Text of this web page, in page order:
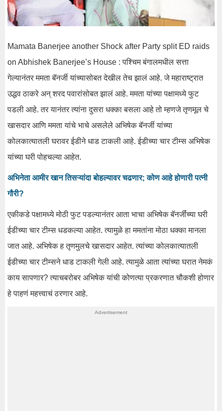
Mamata Banerjee another Shock after Party split ED raids
on Abhishek Banerjee’s House : पश्चिम बंगालमधील सत्ता
गेल्यानंतर ममता बॅनर्जी यांच्यासोबत देखील तेच झालं आहे. जे महाराष्ट्रात
उद्धव ठाकरे अन् शरद पवारांसोबत झालं आहे. ममता यांच्या पक्षामध्ये फुट
पडली आहे. तर यानंतर त्यांना दुसरा धक्का बसला आहे तो म्हणजे तृणमूल चे
खासदार आणि ममता यांचे भाचे असलेले अभिषेक बॅनर्जी यांच्या
कोलकात्यातली घरावर ईडीने धाड टाकली आहे. ईडीच्या चार टीम्स अभिषेक
यांच्या घरी पोहचल्या आहेत.
अभिनेता आमीर खान तिसऱ्यांदा बोहल्यावर चढणार; कोण आहे होणारी पत्नी
गौरी?
एकीकडे पक्षामध्ये मोठी फुट पडल्यानंतर आता भाचा अभिषेक बॅनर्जींच्या घरी
ईडीच्या चार टीम्स धडकल्या आहेत. त्यामुळे हा ममतांना मोठा धक्का मानला
जात आहे. अभिषेक ह तृणमुलचे खासदार आहेत. त्यांच्या कोलकात्यातली
ईडीच्या चार टीम्सने धाड टाकली गेली आहे. त्यामुळे आता त्यांच्या घरात नेमकं
काय सापणार? त्याचबरोबर अभिषेक यांची कोणत्या प्रकरणात चौकशी होणार
हे पाहणं महत्त्वाचं ठरणार आहे.